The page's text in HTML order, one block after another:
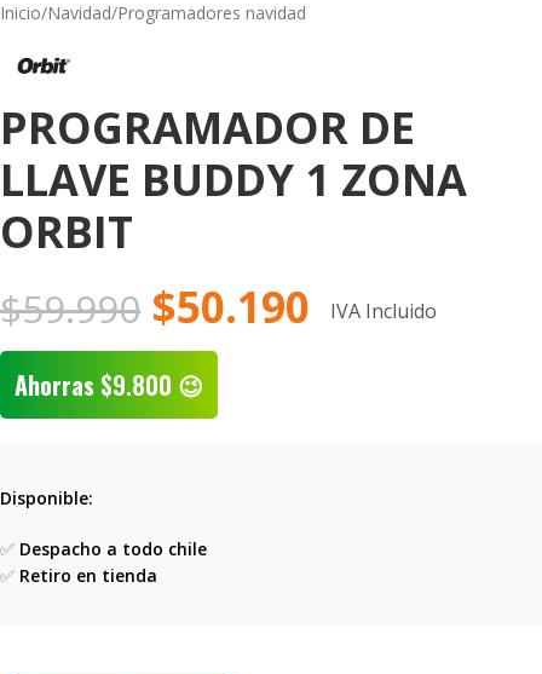
Inicio/Navidad/Programadores navidad
PROGRAMADOR DE
LLAVE BUDDY 1 ZONA
ORBIT
$59.990 $50.190 IVA Incluido
Ahorras $9.800 😉
Disponible:
✅ Despacho a todo chile
✅ Retiro en tienda